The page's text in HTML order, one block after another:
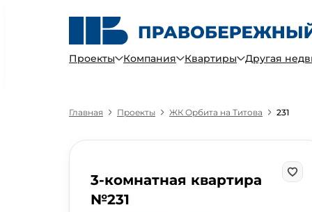
Проекты Компания Квартиры Другая
Главная Проекты ЖК Орбита на Титова 231
3-комнатная квартира
№231